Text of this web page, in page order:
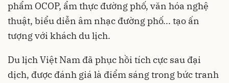
phẩm OCOP, ẩm thực đường phố, văn hóa nghệ
thuật, biểu diễn âm nhạc đường phố... tạo ấn
tượng với khách du lịch.
Du lịch Việt Nam đã phục hồi tích cực sau đại
dịch, được đánh giá là điểm sáng trong bức tranh